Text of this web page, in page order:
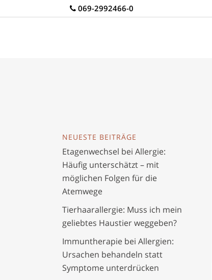
069-2992466-0
NEUESTE BEITRÄGE
Etagenwechsel bei Allergie:
Häufig unterschätzt – mit
möglichen Folgen für die
Atemwege
Tierhaarallergie: Muss ich mein
geliebtes Haustier weggeben?
Immuntherapie bei Allergien:
Ursachen behandeln statt
Symptome unterdrücken